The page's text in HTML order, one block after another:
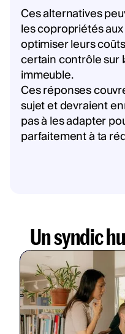
Ces alternatives
les copropriétés
optimiser leurs
certain contrôle sur
immeuble.
Ces réponses
sujet et devraient
pas à les adapter
parfaitement à ta
Un syndic